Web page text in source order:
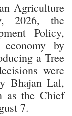
Agriculture
2026, the
Policy,
by
a Tree
were
Bhajan Lal,
as the Chief
7.